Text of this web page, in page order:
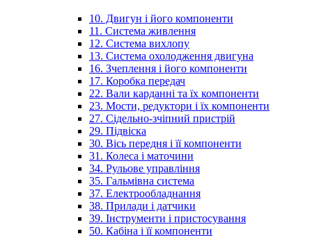
10. Двигун і його компоненти
11. Система живлення
12. Система вихлопу
13. Система охолодження двигуна
16. Зчеплення і його компоненти
17. Коробка передач
22. Вали карданні та їх компоненти
23. Мости, редуктори і їх компоненти
27. Сідельно-зчіпний пристрій
29. Підвіска
30. Вісь передня і її компоненти
31. Колеса і маточини
34. Рульове управління
35. Гальмівна система
37. Електрообладнання
38. Прилади і датчики
39. Інструменти і пристосування
50. Кабіна і її компоненти